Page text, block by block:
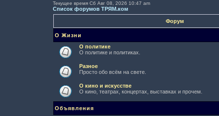
Текущее время Сб Авг 08, 2026 10:47 am
Список форумов ТРЯМ.ком
Форум
О Жизни
О политике
О политике и политиках.
Разное
Просто обо всём на свете.
О кино и искусстве
О кино, театрах, концертах, выставках и прочем.
Объявления